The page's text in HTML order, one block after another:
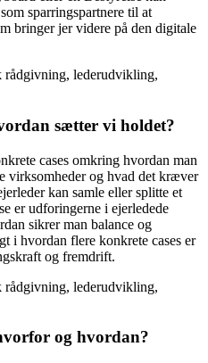
sparringspartnere til at
bringer jer videre på den digitale
sætter vi holdet?
cases omkring hvordan man
virksomheder og hvad det kræver
kan samle eller splitte et
er udforingerne i ejerledede
sikrer man balance og
i hvordan flere konkrete cases er
og fremdrift.
og hvordan?